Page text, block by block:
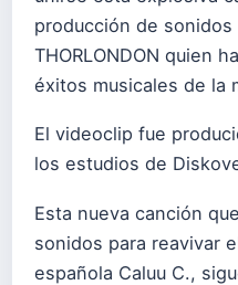
producción de sonidos
THORLONDON quien
éxitos musicales de la
El videoclip fue
los estudios de
Esta nueva canción
sonidos para reavivar
española Caluu C.,